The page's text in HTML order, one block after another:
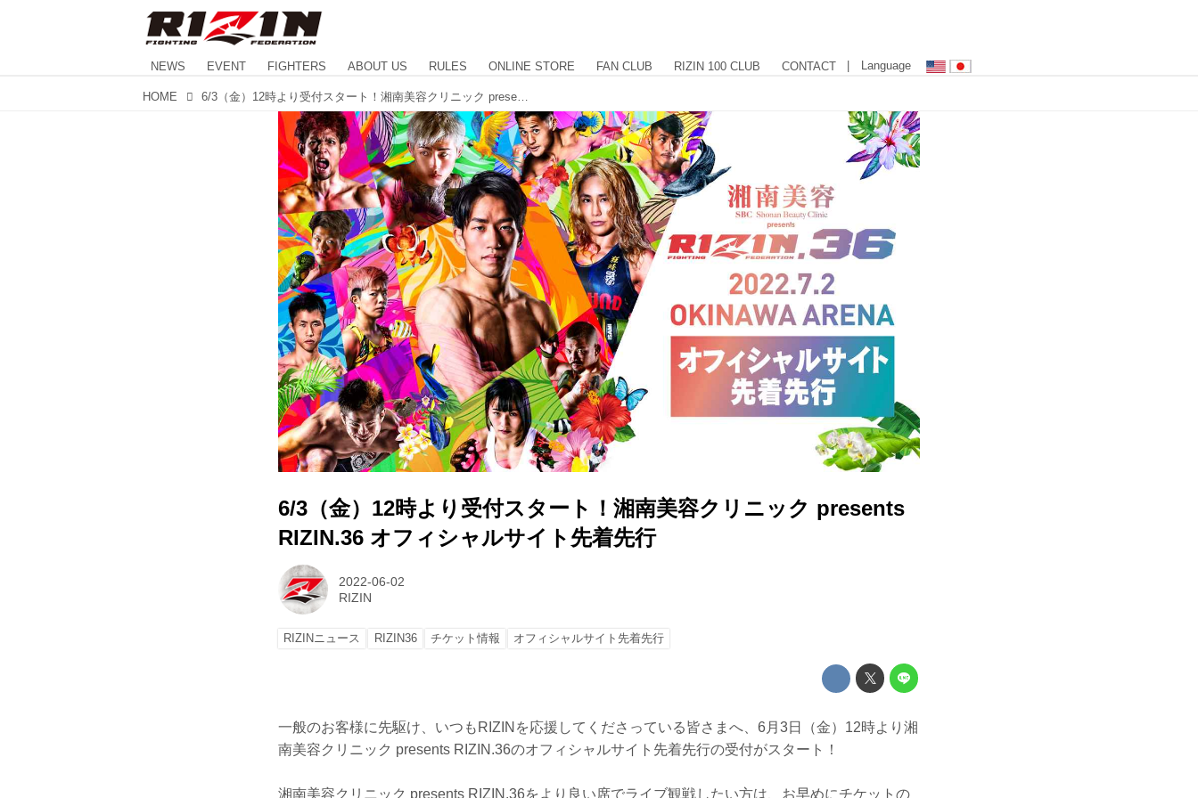
NEWS EVENT FIGHTERS ABOUT US RULES ONLINE STORE FAN CLUB RIZIN 100 CLUB CONTACT | Language
HOME
6/3（金）12時より受付スタート！湘南美容クリニック presents
RIZIN.36 オフィシャルサイト先着先行
2022-06-02
RIZIN
RIZINニュース RIZIN36 チケット情報 オフィシャルサイト先着先行
一般のお客様に先駆け、いつもRIZINを応援してくださっている皆さまへ、6月3日（金）12時より湘
南美容クリニック presents RIZIN.36のオフィシャルサイト先着先行の受付がスタート！
湘南美容クリニック presents RIZIN.36をより良い席でライブ観戦したい方は、お早めにチケットの